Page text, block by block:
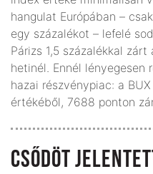
hangulat Európában –
egy százalékot – lefelé
Párizs 1,5 százalékkal
hetinél. Ennél
hazai részvénypiac: a
értékéből, 7688 ponton
CSŐDÖT